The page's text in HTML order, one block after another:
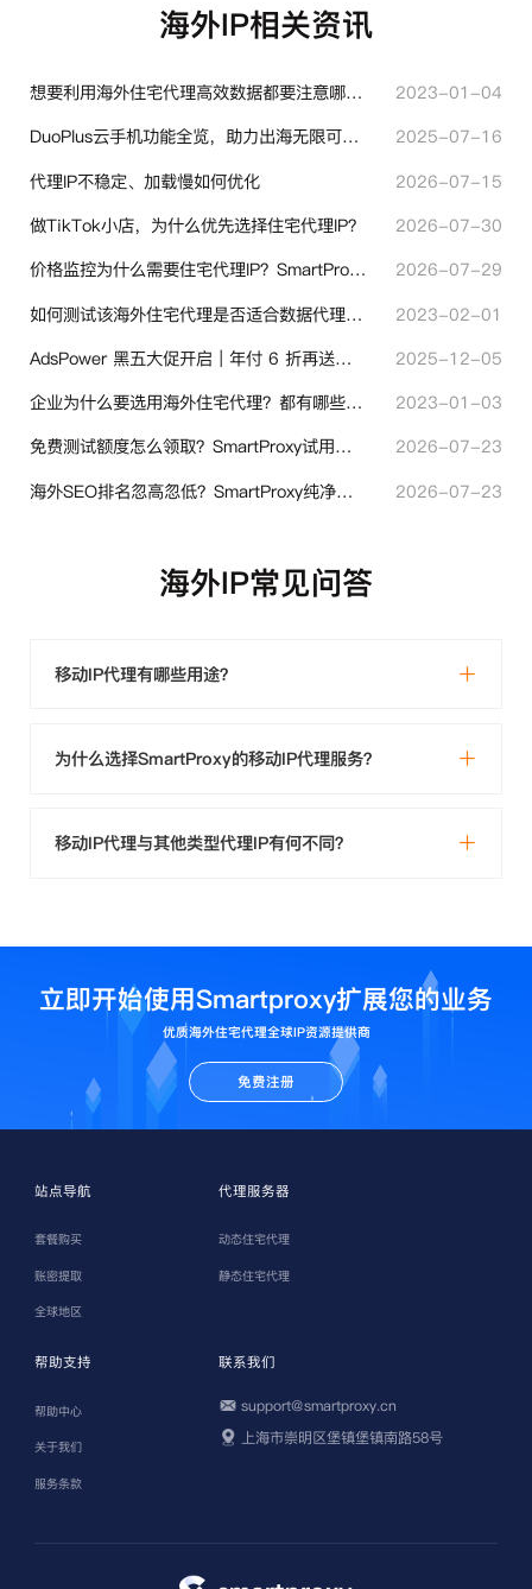
海外IP相关资讯
想要利用海外住宅代理高效数据都要注意哪些地方？
2023-01-04
DuoPlus云手机功能全览，助力出海无限可能！
2025-07-16
代理IP不稳定、加载慢如何优化
2026-07-15
做TikTok小店，为什么优先选择住宅代理IP？
2026-07-30
价格监控为什么需要住宅代理IP？SmartProxy助力跨境商家实现全球竞品数据采集
2026-07-29
如何测试该海外住宅代理是否适合数据代理使用？
2023-02-01
AdsPower 黑五大促开启｜年付 6 折再送半年＋豪礼抽奖
2025-12-05
企业为什么要选用海外住宅代理？都有哪些帮助？
2023-01-03
免费测试额度怎么领取？SmartProxy试用产品完整体验指引
2026-07-23
海外SEO排名忽高忽低？SmartProxy纯净住宅IP助力站点权重稳定
2026-07-23
海外IP常见问答
移动IP代理有哪些用途？
为什么选择SmartProxy的移动IP代理服务？
移动IP代理与其他类型代理IP有何不同？
立即开始使用Smartproxy扩展您的业务
优质海外住宅代理全球IP资源提供商
免费注册
站点导航
套餐购买
账密提取
全球地区
代理服务器
动态住宅代理
静态住宅代理
帮助支持
帮助中心
关于我们
服务条款
联系我们
support@smartproxy.cn
上海市崇明区堡镇堡镇南路58号